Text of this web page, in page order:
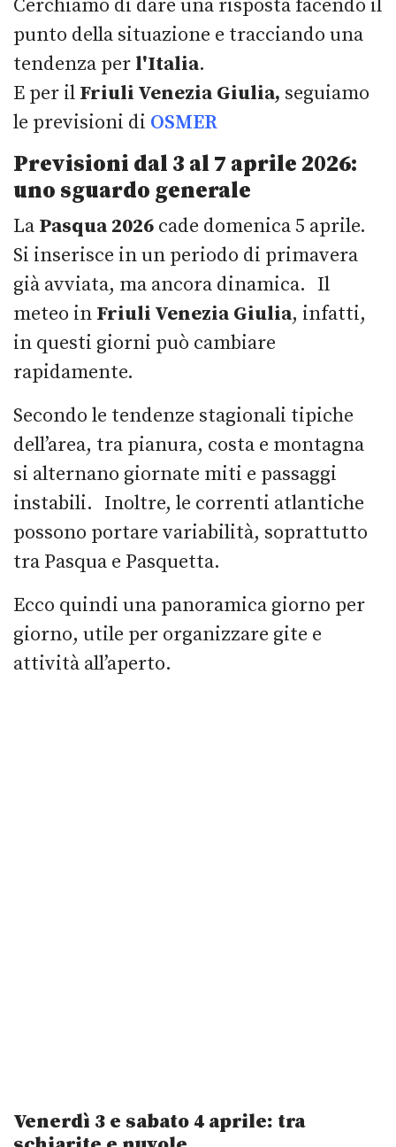
Cerchiamo di dare una risposta facendo il
punto della situazione e tracciando una
tendenza per l'Italia.
E per il Friuli Venezia Giulia, seguiamo
le previsioni di OSMER
Previsioni dal 3 al 7 aprile 2026:
uno sguardo generale
La Pasqua 2026 cade domenica 5 aprile.
Si inserisce in un periodo di primavera
già avviata, ma ancora dinamica. Il
meteo in Friuli Venezia Giulia, infatti,
in questi giorni può cambiare
rapidamente.
Secondo le tendenze stagionali tipiche
dell’area, tra pianura, costa e montagna
si alternano giornate miti e passaggi
instabili. Inoltre, le correnti atlantiche
possono portare variabilità, soprattutto
tra Pasqua e Pasquetta.
Ecco quindi una panoramica giorno per
giorno, utile per organizzare gite e
attività all’aperto.
Venerdì 3 e sabato 4 aprile: tra